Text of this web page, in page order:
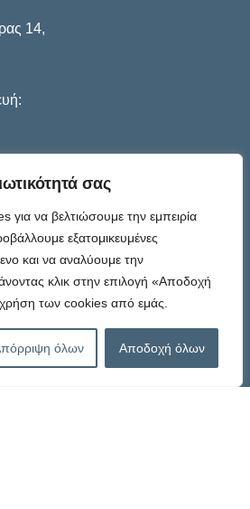
σας
για να βελτιώσουμε την εμπειρία
εξατομικευμένες
και να αναλύουμε την
κλικ στην επιλογή «Αποδοχή
των cookies από εμάς.
όλων Αποδοχή όλων
14,